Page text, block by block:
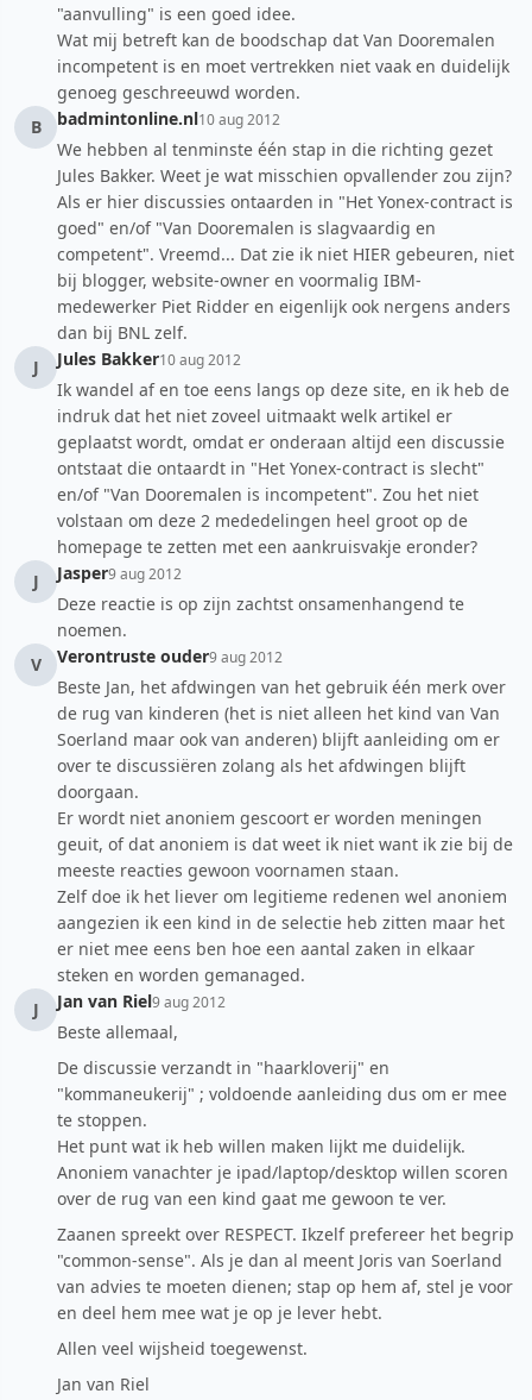
"aanvulling" is een goed idee.
Wat mij betreft kan de boodschap dat Van Dooremalen
incompetent is en moet vertrekken niet vaak en duidelijk
genoeg geschreeuwd worden.
B
badmintonline.nl10 aug 2012
We hebben al tenminste één stap in die richting gezet
Jules Bakker. Weet je wat misschien opvallender zou zijn?
Als er hier discussies ontaarden in "Het Yonex-contract is
goed" en/of "Van Dooremalen is slagvaardig en
competent". Vreemd... Dat zie ik niet HIER gebeuren, niet
bij blogger, website-owner en voormalig IBM-
medewerker Piet Ridder en eigenlijk ook nergens anders
dan bij BNL zelf.
J
Jules Bakker10 aug 2012
Ik wandel af en toe eens langs op deze site, en ik heb de
indruk dat het niet zoveel uitmaakt welk artikel er
geplaatst wordt, omdat er onderaan altijd een discussie
ontstaat die ontaardt in "Het Yonex-contract is slecht"
en/of "Van Dooremalen is incompetent". Zou het niet
volstaan om deze 2 mededelingen heel groot op de
homepage te zetten met een aankruisvakje eronder?
J
Jasper9 aug 2012
Deze reactie is op zijn zachtst onsamenhangend te
noemen.
V
Verontruste ouder9 aug 2012
Beste Jan, het afdwingen van het gebruik één merk over
de rug van kinderen (het is niet alleen het kind van Van
Soerland maar ook van anderen) blijft aanleiding om er
over te discussiëren zolang als het afdwingen blijft
doorgaan.
Er wordt niet anoniem gescoort er worden meningen
geuit, of dat anoniem is dat weet ik niet want ik zie bij de
meeste reacties gewoon voornamen staan.
Zelf doe ik het liever om legitieme redenen wel anoniem
aangezien ik een kind in de selectie heb zitten maar het
er niet mee eens ben hoe een aantal zaken in elkaar
steken en worden gemanaged.
J
Jan van Riel9 aug 2012
Beste allemaal,
De discussie verzandt in "haarkloverij" en
"kommaneukerij" ; voldoende aanleiding dus om er mee
te stoppen.
Het punt wat ik heb willen maken lijkt me duidelijk.
Anoniem vanachter je ipad/laptop/desktop willen scoren
over de rug van een kind gaat me gewoon te ver.
Zaanen spreekt over RESPECT. Ikzelf prefereer het begrip
"common-sense". Als je dan al meent Joris van Soerland
van advies te moeten dienen; stap op hem af, stel je voor
en deel hem mee wat je op je lever hebt.
Allen veel wijsheid toegewenst.
Jan van Riel